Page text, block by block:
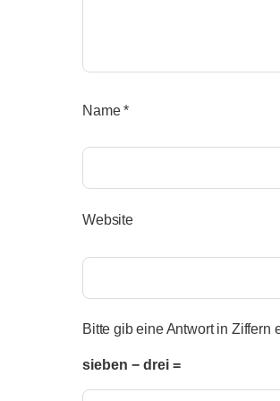
Name*
Website
Bitte gib eine Antwort in Ziffern
sieben − drei =